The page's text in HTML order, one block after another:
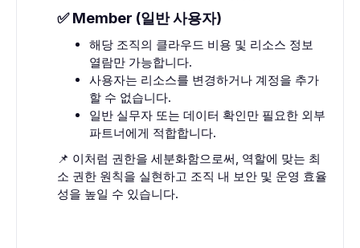
✅ Member (일반 사용자)
해당 조직의 클라우드 비용 및 리소스 정보
열람만 가능합니다.
사용자는 리소스를 변경하거나 계정을 추가
할 수 없습니다.
일반 실무자 또는 데이터 확인만 필요한 외부
파트너에게 적합합니다.
📌 이처럼 권한을 세분화함으로써, 역할에 맞는 최
소 권한 원칙을 실현하고 조직 내 보안 및 운영 효율
성을 높일 수 있습니다.